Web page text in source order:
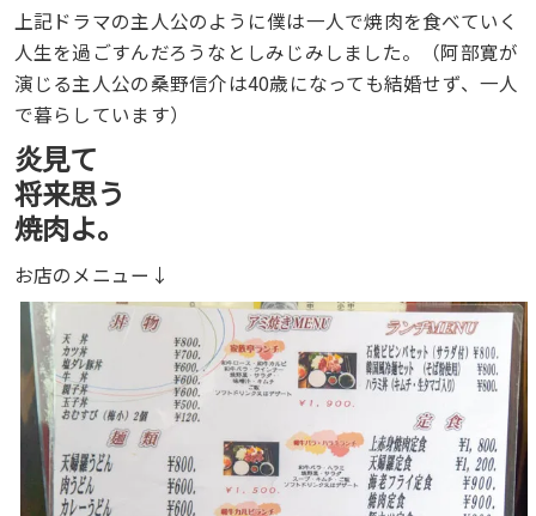
上記ドラマの主人公のように僕は一人で焼肉を食べていく
人生を過ごすんだろうなとしみじみしました。（阿部寛が
演じる主人公の桑野信介は40歳になっても結婚せず、一人
で暮らしています）
炎見て
将来思う
焼肉よ。
お店のメニュー↓